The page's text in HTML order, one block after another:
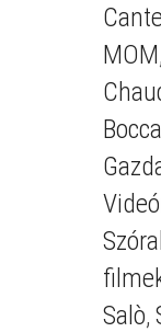
MOM,
Salò,